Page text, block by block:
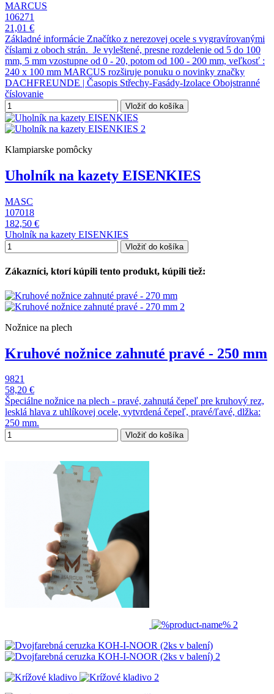
MARCUS
106271
21,01 €
Základné informácie Značítko z nerezovej ocele s vygravírovanými
číslami z oboch strán. Je vyleštené, presne rozdelenie od 5 do 100
mm, 5 mm vzostupne od 0 - 20, potom od 100 - 200 mm, veľkosť :
240 x 100 mm MARCUS rozširuje ponuku o novinky značky
DACHFREUNDE | Časopis Střechy-Fasády-Izolace Obojstranné
číslovanie
Vložiť do košíka
Klampiarske pomôcky
Uholník na kazety EISENKIES
MASC
107018
182,50 €
Uholník na kazety EISENKIES
Vložiť do košíka
Zákazníci, ktorí kúpili tento produkt, kúpili tiež:
Nožnice na plech
Kruhové nožnice zahnuté pravé - 250 mm
9821
58,20 €
Špeciálne nožnice na plech - pravé, zahnutá čepeľ pre kruhový rez,
lesklá hlava z uhlíkovej ocele, vytvrdená čepeľ, pravé/ľavé, dlžka:
250 mm.
Vložiť do košíka